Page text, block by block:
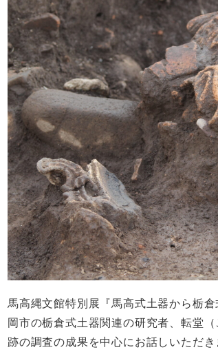
馬高縄文館特別展『馬高式土器から栃
岡市の栃倉式土器関連の研究者、転堂
跡の調査の成果を中心にお話しいただき